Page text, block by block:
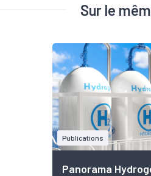
Sur le
Publications
Panorama